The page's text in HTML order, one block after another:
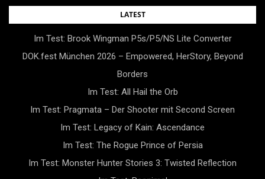
Skip
LATEST
Im Test: Brook Wingman P5s/P5/NS Lite Converter
DOK.fest München 2026 – Empowered, HerStory, Beyond
Borders
Im Test: All Hail the Orb
Im Test: Pragmata – Der Shooter mit Second Screen
Im Test: Legacy of Kain: Ascendance
Im Test: The Rogue Prince of Persia
Im Test: Monster Hunter Stories 3: Twisted Reflection